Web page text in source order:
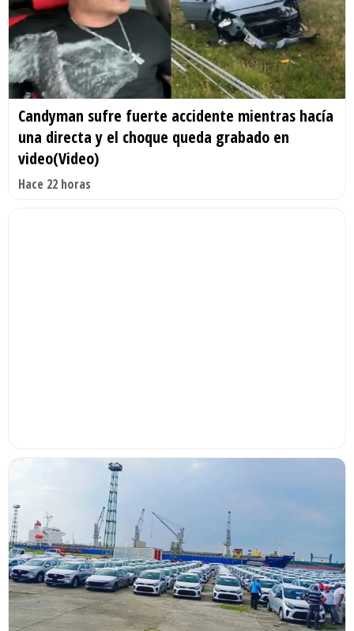
Candyman sufre fuerte accidente mientras hacía
una directa y el choque queda grabado en
video(Video)
Hace 22 horas